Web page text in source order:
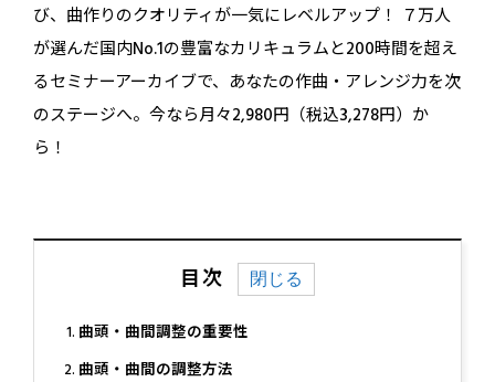
び、曲作りのクオリティが一気にレベルアップ！ ７万人
が選んだ国内No.1の豊富なカリキュラムと200時間を超え
るセミナーアーカイブで、あなたの作曲・アレンジ力を次
のステージへ。今なら月々2,980円（税込3,278円）か
ら！
目次
曲頭・曲間調整の重要性
曲頭・曲間の調整方法